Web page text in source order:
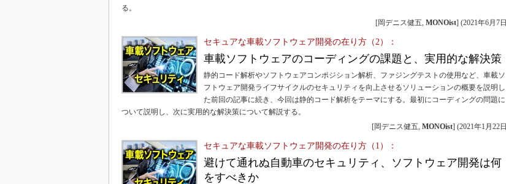
デジタルツインとCAE
S＆OP
インダストリー4.0
イノベーション
製造業ビッグデータ
る。
[岡デニス健五, MONOist] (2021年6月7日
セキュアな車載ソフトウェア開発の在り方（2）：
車載ソフトウェアのコーディングの課題と、実用的な解決策
静的コード解析やソフトウェアコンポジション解析、ファジングテストの使用など、車載ソ
フトウェア開発ライフサイクルのセキュリティを向上させるソリューションの概要を説明し
た前回の記事に続き、今回は静的コード解析をテーマにする。最初にコーディングの問題に
ついて説明し、次に実用的な解決策について解説する。
[岡デニス健五, MONOist] (2021年1月22日
セキュアな車載ソフトウェア開発の在り方（1）：
避けて通れぬ自動車のセキュリティ、ソフトウェア開発は何
をすべきか